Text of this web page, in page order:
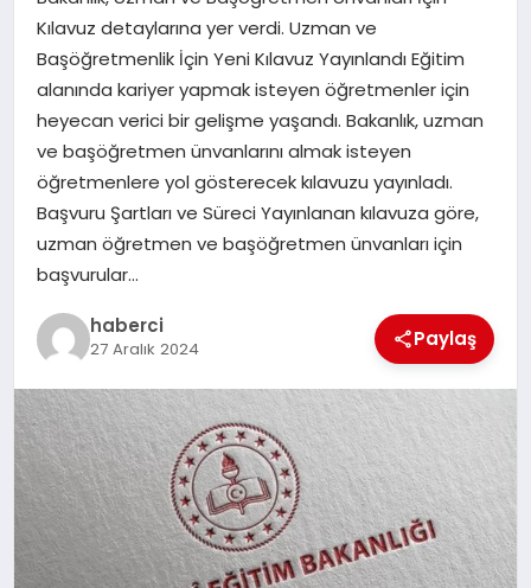
SAĞLIK
SPOR
TEKNOLOJI
YAŞAM
Kılavuz detaylarına yer verdi. Uzman ve
Başöğretmenlik İçin Yeni Kılavuz Yayınlandı Eğitim
alanında kariyer yapmak isteyen öğretmenler için
heyecan verici bir gelişme yaşandı. Bakanlık, uzman
ve başöğretmen ünvanlarını almak isteyen
öğretmenlere yol gösterecek kılavuzu yayınladı.
Başvuru Şartları ve Süreci Yayınlanan kılavuza göre,
uzman öğretmen ve başöğretmen ünvanları için
başvurular…
haberci
27 Aralık 2024 Paylaş